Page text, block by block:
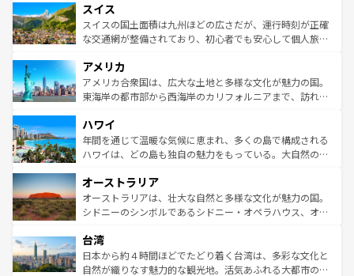
れる地方に足を運ぶとそれぞれで全く異なる文化を体験で
きるだろう。 なお、新着のフランス情報はコンテンツ一覧
を参照してほしい。
は、お酒好きな人にはぜひ体験してほしい。 なお、新着の
ドイツ情報はコンテンツ一覧を参照してほしい。
リアごとに異なる魅力がある。また、優雅なアフタヌーン
ティー、ビール好きにはたまらない英国パブ、サッカー観
戦など、本場だからこそできる体験も豊富。イギリスを旅
ンツ一覧を参照してほしい。
スイス
スイスの国土面積は九州ほどの広さだが、運行時刻が正確
な交通網が整備されており、初心者でも安心して個人旅行
の建物がそのまま残る町や、スイスならではのユニークな
博物館もあり、アルプス観光だけでなく町歩きも満喫する
ことができる。国民の所得が高いため物価も高いが、旅行
ば市内交通費無料で観光を楽しむこともできる。 なお、新
着のスイス情報はコンテンツ一覧 を参照してほしい。
アメリカ
アメリカ合衆国は、広大な土地と多様な文化が魅力の国。
東海岸の都市部から西海岸のカリフォルニアまで、訪れる
のような巨大都市は、観光、ショッピング、エンターテイ
ンメントが詰まった刺激的なスポットだ。一方、アメリカ
西部には大自然が広がり、グランドキャニオンやイエロー
部のニューオーリンズでは、音楽と美食が融合した独特の
文化が魅力。旅行者はアメリカの各地域で異なる魅力を楽
しみながら、その多様性と豊かな歴史を感じることができ
ならではの贅沢な旅のスタイルだ。 なお、新着のアメリカ
情報はコンテンツ一覧を参照してほしい。
ハワイ
年間を通じて温暖な気候に恵まれ、多くの島で構成される
ハワイは、どの島も独自の魅力をもっている。大自然の神
ワイ島は見逃せない。また、定番の観光地といえばオアフ
島だが、静かな自然を求めるならマウイ島やカウアイ島が
おすすめ。エメラルドグリーンに輝く海をはじめ、豊かな
れるおもてなしの心で訪れる人々を迎えてくれるハワイの
人々、おいしいローカルフードやハワイアンミュージッ
ク、伝統的なフラダンスなど、すべてがハワイの魅力を彩
オーストラリア
オーストラリアは、壮大な自然と多様な文化が魅力の国。
シドニーのシンボルであるシドニー・オペラハウス、オー
リアリーフや大陸中央部にそびえるウルル（エアーズロッ
ク）、タスマニアの美しい原生林やケアンズの熱帯雨林な
ど、見どころがたくさん。また、カフェやワイン、オージ
台湾
日本から約４時間ほどでたどり着く台湾は、多彩な文化と
自然が織りなす魅力的な観光地。活気あふれる大都市の台